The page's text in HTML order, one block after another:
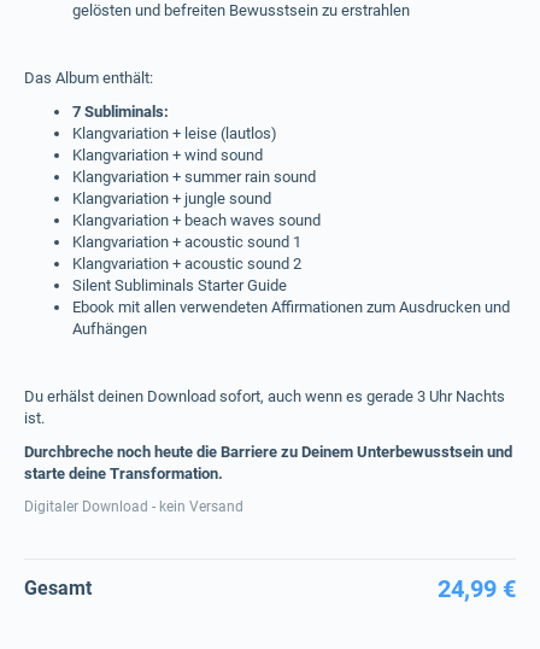
gelösten und befreiten Bewusstsein zu erstrahlen
Das Album enthält:
7 Subliminals:
Klangvariation + leise (lautlos)
Klangvariation + wind sound
Klangvariation + summer rain sound
Klangvariation + jungle sound
Klangvariation + beach waves sound
Klangvariation + acoustic sound 1
Klangvariation + acoustic sound 2
Silent Subliminals Starter Guide
Ebook mit allen verwendeten Affirmationen zum Ausdrucken und
Aufhängen
Du erhälst deinen Download sofort, auch wenn es gerade 3 Uhr Nachts
ist.
Durchbreche noch heute die Barriere zu Deinem Unterbewusstsein und
starte deine Transformation.
Digitaler Download - kein Versand
Gesamt 24,99 €